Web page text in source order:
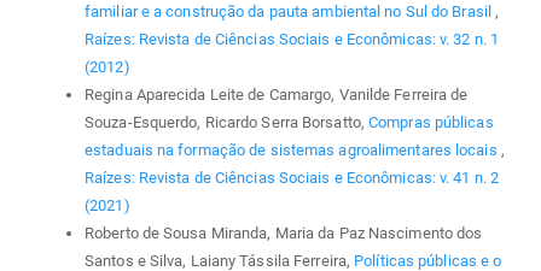
familiar e a construção da pauta ambiental no Sul do Brasil ,
Raízes: Revista de Ciências Sociais e Econômicas: v. 32 n. 1
(2012)
Regina Aparecida Leite de Camargo, Vanilde Ferreira de
Souza-Esquerdo, Ricardo Serra Borsatto,Compras públicas
estaduais na formação de sistemas agroalimentares locais ,
Raízes: Revista de Ciências Sociais e Econômicas: v. 41 n. 2
(2021)
Roberto de Sousa Miranda, Maria da Paz Nascimento dos
Santos e Silva, Laiany Tássila Ferreira, Políticas públicas e o